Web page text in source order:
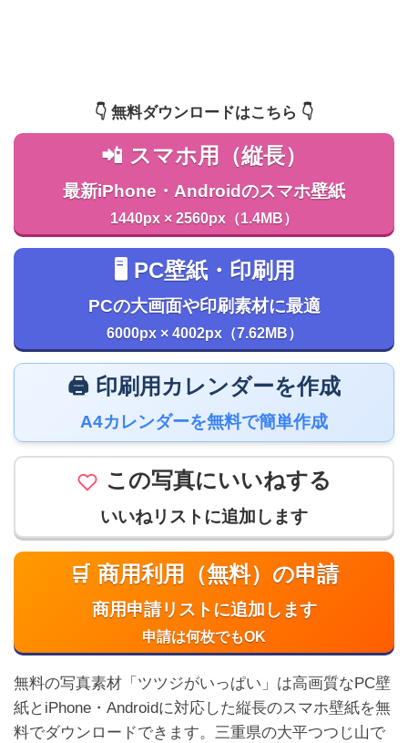
👇️ 無料ダウンロードはこちら 👇️
📲 スマホ用（縦長）
最新iPhone・Androidのスマホ壁紙
1440px × 2560px（1.4MB）
🖥️ PC壁紙・印刷用
PCの大画面や印刷素材に最適
6000px × 4002px（7.62MB）
🖨️ 印刷用カレンダーを作成
A4カレンダーを無料で簡単作成
この写真にいいねする
いいねリストに追加します
🛒 商用利用（無料）の申請
商用申請リストに追加します
申請は何枚でもOK
無料の写真素材「ツツジがいっぱい」は高画質なPC壁
紙とiPhone・Androidに対応した縦長のスマホ壁紙を無
料でダウンロードできます。三重県の大平つつじ山で